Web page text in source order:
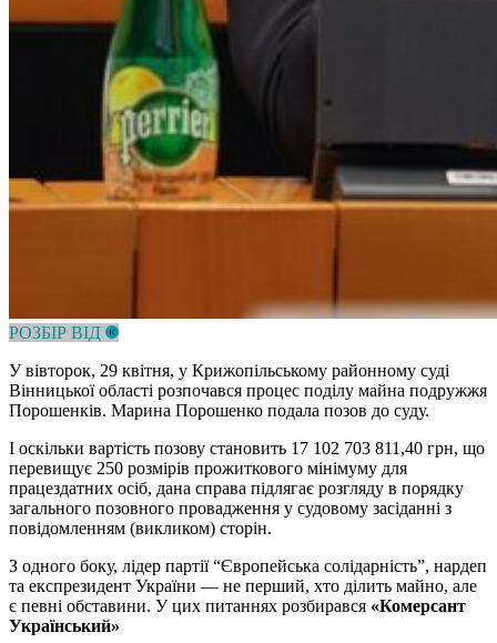
РОЗБІР ВІД
У вівторок, 29 квітня, у Крижопільському районному суді
Вінницької області розпочався процес поділу майна подружжя
Порошенків. Марина Порошенко подала позов до суду.
І оскільки вартість позову становить 17 102 703 811,40 грн, що
перевищує 250 розмірів прожиткового мінімуму для
працездатних осіб, дана справа підлягає розгляду в порядку
загального позовного провадження у судовому засіданні з
повідомленням (викликом) сторін.
З одного боку, лідер партії “Європейська солідарність”, нардеп
та експрезидент України — не перший, хто ділить майно, але
є певні обставини. У цих питаннях розбирався «Комерсант
Український»